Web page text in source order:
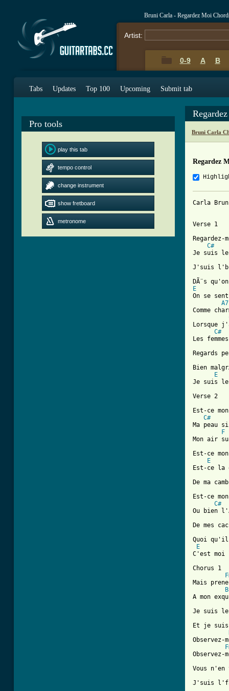
Bruni Carla - Regardez Moi
Artist:
0-9 A B
Tabs Updates Top 100 Upcoming Submit tab
Pro tools
play this tab
tempo control
change instrument
show fretboard
metronome
Bruni Carla
Regardez
Carla
Verse 1
Regardez-
C#
Je suis
J'suis
E
On se
A7
Comme
Lorsque
C#
Les
Regards
Bien
E
Je suis le
Verse 2
Est-ce
C#
Ma peau
F
Mon air
Est-ce
E
Est-ce la
De ma
Est-ce
C#
Ou bien
De mes
Quoi
E
Chorus 1
Mais
B
A mon
Je suis
Et je
Observez-
Vous n'en
J'suis